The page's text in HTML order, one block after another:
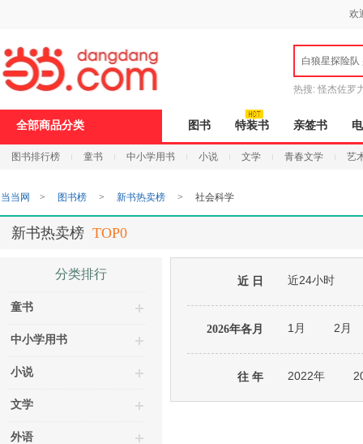
欢
白狼星探险队
热搜: 怪杰佐罗
全部商品分类 图书 特装书 亲签书
图书排行榜 童书 中小学用书 小说 文学 青春文学 艺
当当网 > 图书榜 > 新书热卖榜 > 社会科学
新书热卖榜 TOP0
分类排行
童书
中小学用书
小说
文学
外语
近 日 近24小时
2026年各月 1月 2月
往 年 2022年
打
开
无
障
页
加